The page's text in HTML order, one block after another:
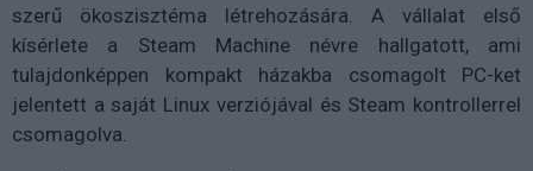
szerű ökoszisztéma létrehozására. A vállalat első
kísérlete a Steam Machine névre hallgatott, ami
tulajdonképpen kompakt házakba csomagolt PC-ket
jelentett a saját Linux verziójával és Steam kontrollerrel
csomagolva.